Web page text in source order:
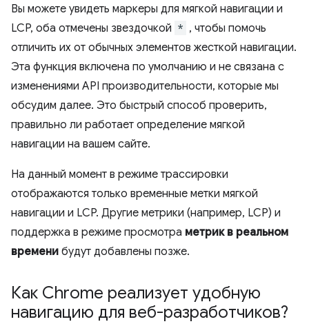
Вы можете увидеть маркеры для мягкой навигации и
LCP, оба отмечены звездочкой * , чтобы помочь
отличить их от обычных элементов жесткой навигации.
Эта функция включена по умолчанию и не связана с
изменениями API производительности, которые мы
обсудим далее. Это быстрый способ проверить,
правильно ли работает определение мягкой
навигации на вашем сайте.
На данный момент в режиме трассировки
отображаются только временные метки мягкой
навигации и LCP. Другие метрики (например, LCP) и
поддержка в режиме просмотра метрик в реальном
времени будут добавлены позже.
Как Chrome реализует удобную
навигацию для веб-разработчиков?